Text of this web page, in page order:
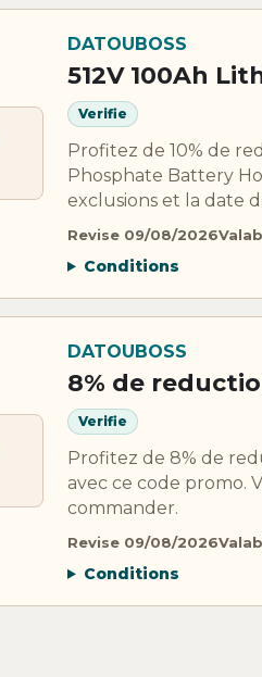
DATOUBOSS
512V 100Ah
Verifie
Profitez de 10% de
Phosphate Battery
exclusions et la date
Revise 09/08/2026
Conditions
DATOUBOSS
8% de
Verifie
Profitez de 8% de
avec ce code promo.
commander.
Revise 09/08/2026
Conditions